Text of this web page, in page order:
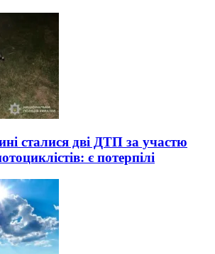
сталися дві ДТП за участю
є потерпілі